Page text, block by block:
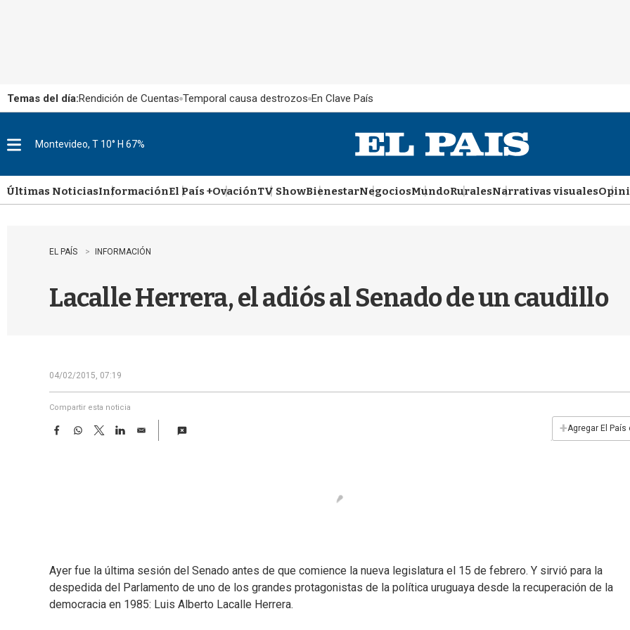
Temas del día:Rendición de Cuentas Temporal causa destrozos En Clave País
u
Montevideo, T 10° H 67%
Últimas NoticiasInformaciónEl País +OvaciónTV ShowBienestarNegociosMundoRuralesNarrativas visuales
EL PAÍS INFORMACIÓN
Lacalle Herrera, el adiós al Senado de un caudillo
04/02/2015, 07:19
Compartir esta noticia
F
W
T
w
L
E
+Agregar El País
Ayer fue la última sesión del Senado antes de que comience la nueva legislatura el 15 de febrero. Y sirvió para la
despedida del Parlamento de uno de los grandes protagonistas de la política uruguaya desde la recuperación de la
democracia en 1985: Luis Alberto Lacalle Herrera.